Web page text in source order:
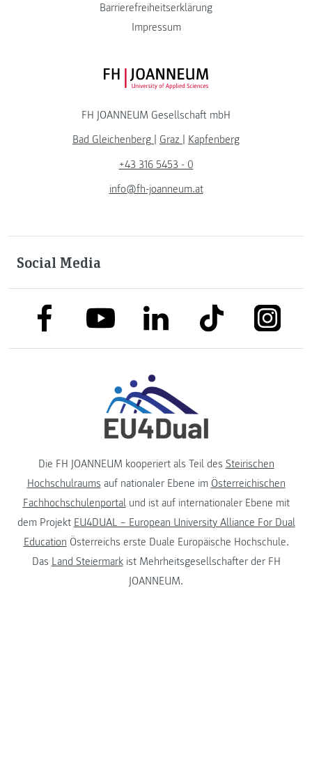
Barrierefreiheitserklärung
Impressum
FH JOANNEUM Logo
FH JOANNEUM Gesellschaft mbH
Bad Gleichenberg
Graz
Kapfenberg
+43 316 5453 - 0
info@fh-joanneum.at
Social Media
link to facebooklink to youtubelink to linkedinlink to tiktok
Die FH JOANNEUM kooperiert als Teil des Steirischen
Hochschulraums auf nationaler Ebene im Österreichischen
Fachhochschulenportalund ist auf internationaler Ebene mit
dem Projekt EU4DUAL – European University Alliance For Dual
Education Österreichs erste Duale Europäische Hochschule.
Das Land Steiermarkist Mehrheitsgesellschafter der FH
JOANNEUM.